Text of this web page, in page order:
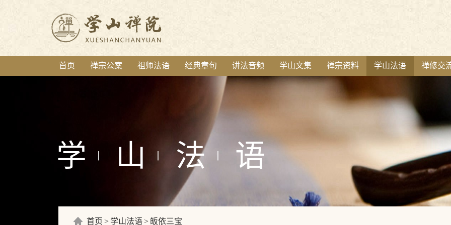
首页 禅宗公案 祖师法语 经典章句 讲法音频 学山文集 禅宗资料 学山法语 禅修交
学 山 法 语
首页 学山法语 皈依三宝